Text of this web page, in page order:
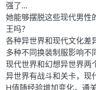
强了...
她能够摆脱这些现代男性
王吗？
各种异世界和现代文化差
多种不同换装制服影响不
现代世界和幻想异世界两
异世界有战斗和关卡，现
H值随经验增加变化，通